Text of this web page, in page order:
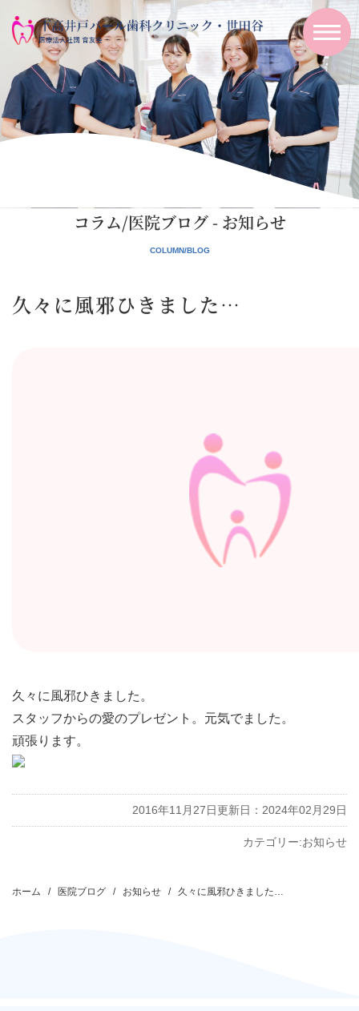
コラム/医院ブログ - お知らせ
久々に風邪ひきました…
久々に風邪ひきました。
スタッフからの愛のプレゼント。元気でました。
頑張ります。
2016年11月27日更新日：2024年02月29日
カテゴリー:お知らせ
稿
ホーム 医院ブログ お知らせ 久々に風邪ひきました…